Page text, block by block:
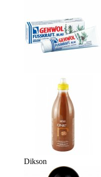
Dikson